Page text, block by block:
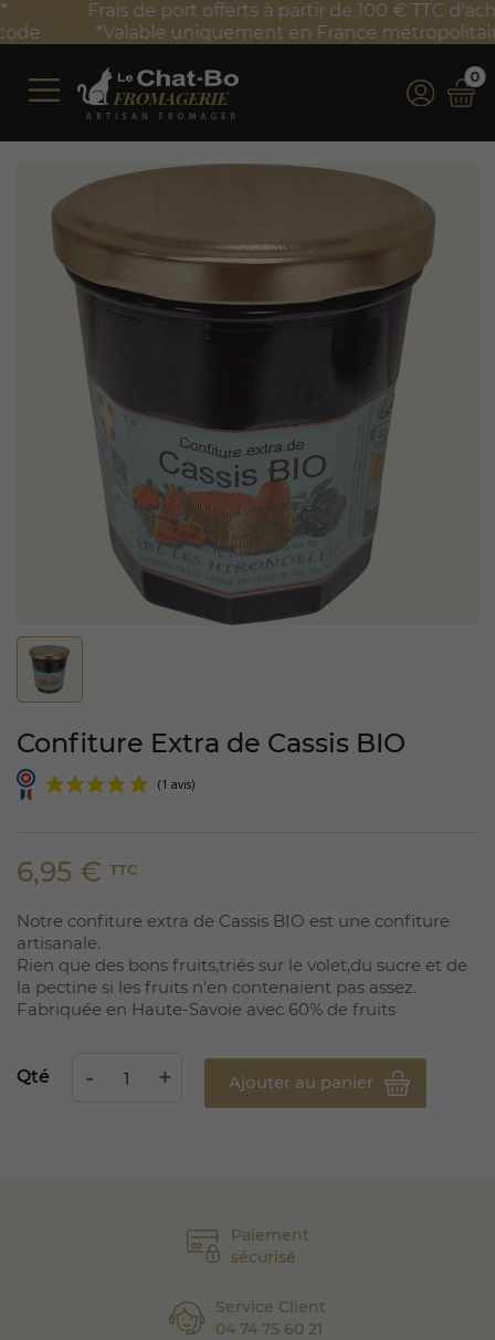
Frais de port offerts à partir de 100 € TTC d'achat*
*Valable uniquement en France métropolitaine
0
Paiement
sécurisé
Service Client
04 74 75 60 21
Confiture Extra de Cassis BIO
(1 avis)
6,95 € TTC
Notre confiture extra de Cassis BIO est une confiture
artisanale.
Rien que des bons fruits,triés sur le volet,du sucre et de
la pectine si les fruits n'en contenaient pas assez.
Fabriquée en Haute-Savoie avec 60% de fruits
Qté Ajouter au panier